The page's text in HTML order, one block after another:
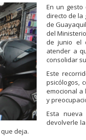
En un
directo de la
de
del
de junio el
atender a
consolidar
Este
psicólogos,
emocional a
y
Esta
devolverle
deja.